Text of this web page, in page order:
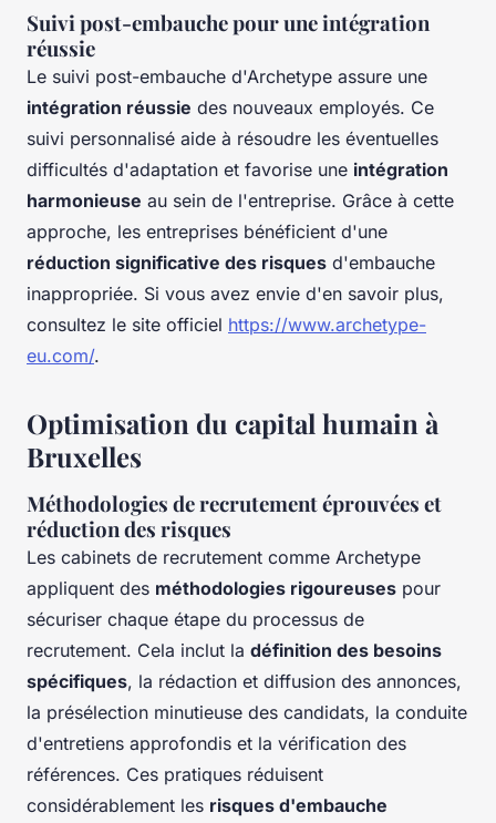
Suivi post-embauche pour une intégration
réussie
Le suivi post-embauche d'Archetype assure une
intégration réussie des nouveaux employés. Ce
suivi personnalisé aide à résoudre les éventuelles
difficultés d'adaptation et favorise une intégration
harmonieuse au sein de l'entreprise. Grâce à cette
approche, les entreprises bénéficient d'une
réduction significative des risques d'embauche
inappropriée. Si vous avez envie d'en savoir plus,
consultez le site officiel https://www.archetype-
eu.com/.
Optimisation du capital humain à
Bruxelles
Méthodologies de recrutement éprouvées et
réduction des risques
Les cabinets de recrutement comme Archetype
appliquent des méthodologies rigoureuses pour
sécuriser chaque étape du processus de
recrutement. Cela inclut la définition des besoins
spécifiques, la rédaction et diffusion des annonces,
la présélection minutieuse des candidats, la conduite
d'entretiens approfondis et la vérification des
références. Ces pratiques réduisent
considérablement les risques d'embauche